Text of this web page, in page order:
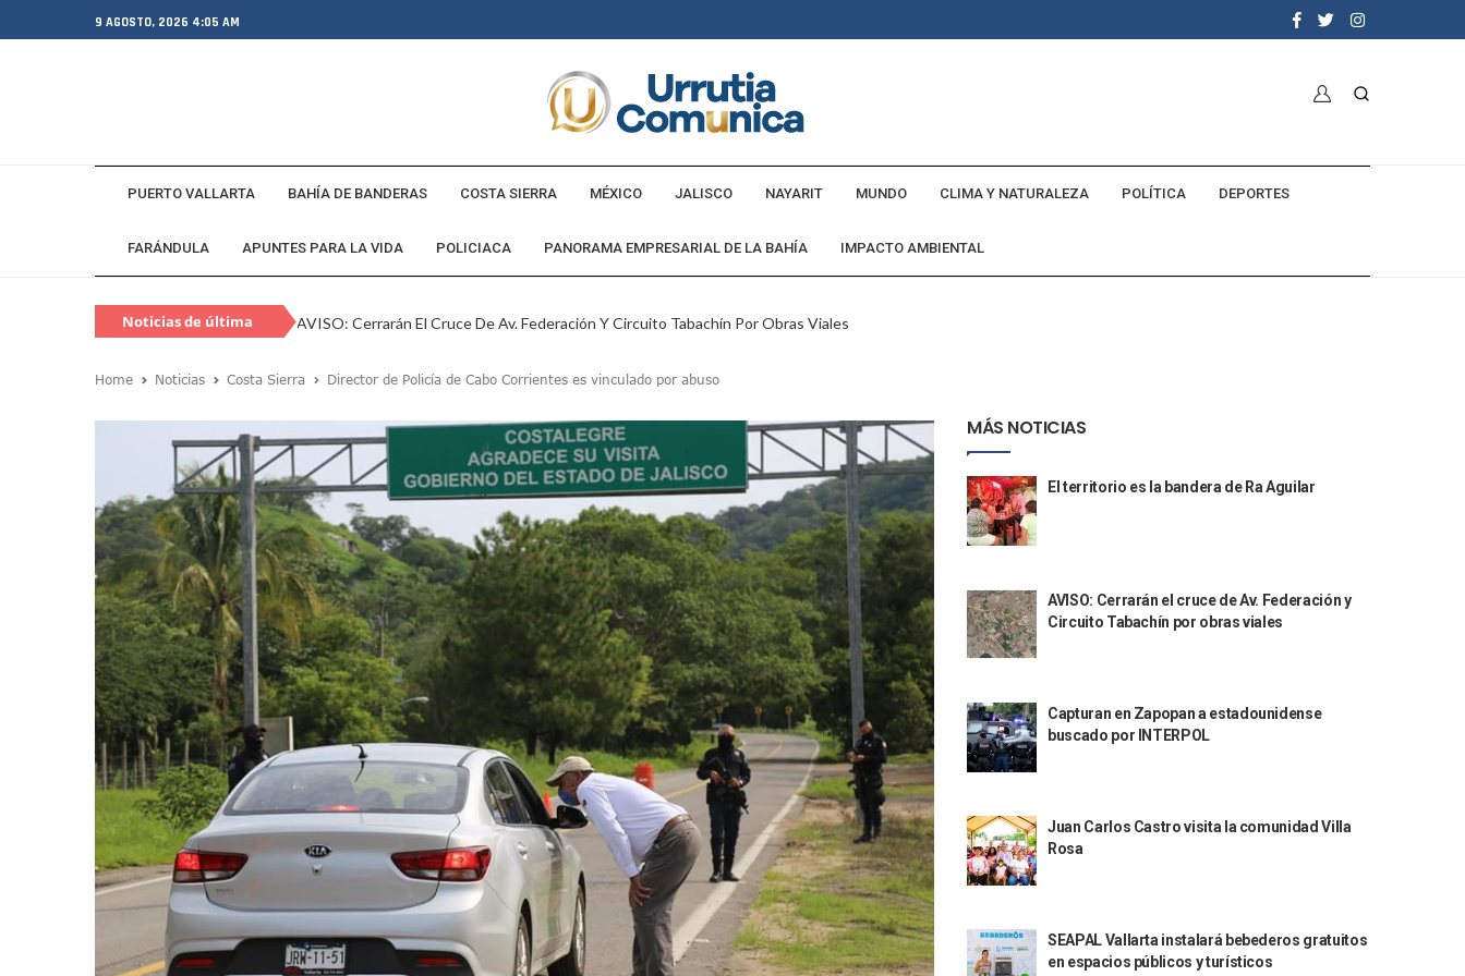
9 AGOSTO, 2026 4:05 AM
PUERTO VALLARTA BAHÍA DE BANDERAS COSTA SIERRA MÉXICO JALISCO NAYARIT MUNDO CLIMA Y NATURALEZA POLÍTICA DEPORTES
FARÁNDULA APUNTES PARA LA VIDA POLICIACA PANORAMA EMPRESARIAL DE LA BAHÍA IMPACTO AMBIENTAL
Noticias de última
AVISO: Cerrarán El Cruce De Av. Federación Y Circuito Tabachín Por Obras Viales
Juan Carlos Castro Visita La Comunidad Villa Rosa
Gobierno De Luis Munguía Cumple Promesa De Campaña E Inaugura Calle Margarita
Exgobernador De Guerrero Mandó Destruir Evidencia Del Caso Ayotzinapa: Godoy
Eclipse Solar 2026: ¿En Qué Países Será Visible Este Fenómeno?
Habitante Pide Proteger A Los “cajos” Durante Su Cruce Por Vialidades De Nuevo Nayarit
Coparmex Vallarta Reporta Caída En Ocupación Hotelera En Mayo, Junio Y Julio
Violeta Y Melissa Desaparecen Tras Viajar A Puerto Vallarta Por Una Oferta De Trabajo
Juan Calderón Pide Oración Para Puerto Vallarta Ante La Virgen De Guadalupe
Jalisco Se Integra A Estrategia Nacional Para Sembrar 6.6 Millones De Árboles
Frustran Presunto Secuestro Virtual De Un Menor De 13 Años En Puerto Vallarta
Infecciones Respiratorias Encabezan Las Principales Causas De Enfermedad En Jalisco
SIOP Moderniza La Casa De La Cultura En Mascota Con Nuevo Auditorio
Van Por La Reorganización De Los Archivos Municipales En Puerto Vallarta
Estados Unidos Endurece Su Combate Al CJNG Con Nuevos Cargos Y Objetivos Prioritarios
Buscan A Wilber Armando Colmenares Márquez, Desaparecido En Puerto Vallarta
Melissa Madero Exige Aclarar Sustento Legal De Las Descargas Residuales Al Mar
Washington Enfrenta Una Emergencia Ambiental Por Incendios Históricos
Avanza Plan Para Construir Estadio De Tritones Vallarta; Será Financiado Por Privados
Nuevas Concesiones De Taxis En Puerto Vallarta, ¿para Quiénes Aplica Y Cómo Tramitarlas?
Home Noticias Costa Sierra Director de Policía de Cabo Corrientes es vinculado por abuso
MÁS NOTICIAS
El territorio es la bandera de Ra Aguilar
AVISO: Cerrarán el cruce de Av. Federación y
Circuito Tabachín por obras viales
Capturan en Zapopan a estadounidense
buscado por INTERPOL
Juan Carlos Castro visita la comunidad Villa
Rosa
SEAPAL Vallarta instalará bebederos gratuitos
en espacios públicos y turísticos